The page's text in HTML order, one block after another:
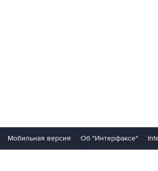
Мобильная версия Об "Интерфаксе"